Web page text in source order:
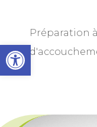
Ouvrir la barre d’outils
Préparation